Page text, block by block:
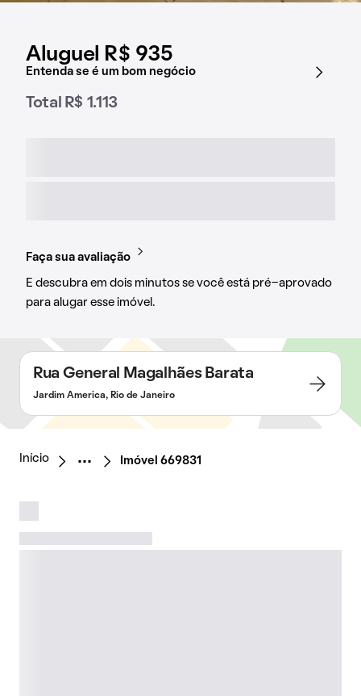
Aluguel R$ 935
Entenda se é um bom negócio
Total R$ 1.113
Faça sua avaliação
E descubra em dois minutos se você está pré-aprovado
para alugar esse imóvel.
Rua General Magalhães Barata
Jardim America, Rio de Janeiro
Início Imóvel 669831